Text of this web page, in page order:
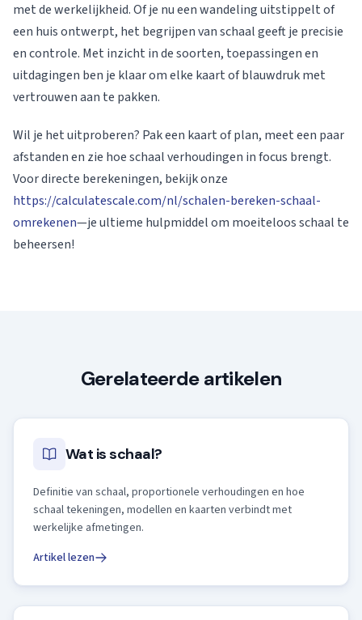
met de werkelijkheid. Of je nu een wandeling uitstippelt of
een huis ontwerpt, het begrijpen van schaal geeft je precisie
en controle. Met inzicht in de soorten, toepassingen en
uitdagingen ben je klaar om elke kaart of blauwdruk met
vertrouwen aan te pakken.
Wil je het uitproberen? Pak een kaart of plan, meet een paar
afstanden en zie hoe schaal verhoudingen in focus brengt.
Voor directe berekeningen, bekijk onze
https://calculatescale.com/nl/schalen-bereken-schaal-
omrekenen—je ultieme hulpmiddel om moeiteloos schaal te
beheersen!
Gerelateerde artikelen
Wat is schaal?
Definitie van schaal, proportionele verhoudingen en hoe
schaal tekeningen, modellen en kaarten verbindt met
werkelijke afmetingen.
Artikel lezen